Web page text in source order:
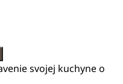
svojej kuchyne o